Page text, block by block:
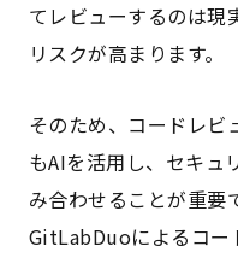
てレビューするのは現
リスクが高まります。
そのため、コードレビ
もAIを活用し、セキュ
み合わせることが重要
GitLabDuoによるコー